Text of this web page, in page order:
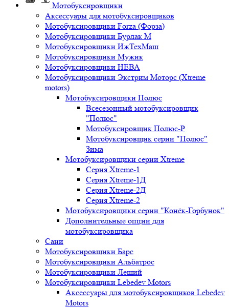
Мотобуксировщики
Аксессуары для мотобуксировщиков
Мотобуксировщики Forza (Форза)
Мотобуксировщики Бурлак М
Мотобуксировщики ИжТехМаш
Мотобуксировщики Мужик
Мотобуксировщики НЕВА
Мотобуксировщики Экстрим Моторс (Xtreme
motors)
Мотобуксировщики Полюс
Всесезонный мотобуксировщик
"Полюс"
Мотобуксировщик Полюс-Р
Мотобуксировщик серии "Полюс"
Зима
Мотобуксировщики серии Xtreme
Серия Xtreme-1
Серия Xtreme-1Д
Серия Xtreme-2Д
Серия Xtreme-2
Мотобуксировщики серии "Конёк-Горбунок"
Дополнительные опции для
мотобуксировщика
Сани
Мотобуксировщики Барс
Мотобуксировщики Альбатрос
Мотобуксировщики Леший
Мотобуксировщики Lebedev Motors
Аксессуары для мотобуксировщиков Lebedev
Motors